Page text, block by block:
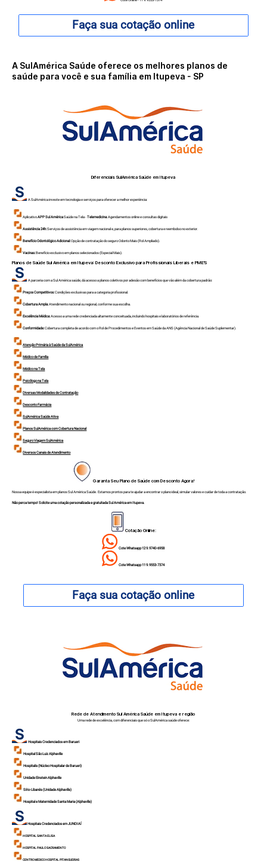
Faça sua cotação online
A SulAmérica Saúde oferece os melhores planos de
saúde para você e sua família em Itupeva - SP
Diferenciais SulAmérica Saúde emItupeva
A SulAmérica investe em tecnologia e serviços para oferecer a melhor experiência:
AplicativoAPP Sul AméricaSaúde na Tela -Telemedicina:Agendamentos online e consultas digitais
Assistência 24h:Serviços de assistência em viagem nacional e, para planos superiores, cobertura e reembolso no exterior.
Benefício Odontológico Adicional:Opção de contratação do seguro Odonto Mais (Rol Ampliado).
Vacinas:Benefício exclusivo em planos selecionados (Especial Mais).
Planos de Saúde Sul América emItupeva: Desconto Exclusivo para Profissionais Liberais e PME'S
A parceria com a Sul América saúde, dá acesso a planos coletivos por adesão com benefícios que vão além da cobertura padrão:
Preços Competitivos:Condições exclusivas para a categoria profissional.
Cobertura Ampla:Atendimento nacional ou regional, conforme sua escolha.
Excelência Médica:Acesso a uma rede credenciada altamente conceituada, incluindo hospitais e laboratórios de referência.
Conformidade:Cobertura completa de acordo com o Rol de Procedimentos e Eventos em Saúde da ANS (Agência Nacional de Saúde Suplementar).
Atenção Primária à Saúde da SulAmérica
Médico de Família
Médico na Tela
Psicólogo na Tela
Diversas Modalidades de Contratação
Desconto Farmácia
SulAmérica Saúde Ativa
Planos SulAmérica com Cobertura Nacional
Seguro Viagem SulAmérica
Diversos Canais de Atendimento
Garanta Seu Plano de Saúde com Desconto Agora!
Nossa equipe é especialista em planos Sul América Saúde. Estamos prontos para te ajudar a encontrar o plano ideal, simular valores e cuidar de toda a contratação.
Não perca tempo! Solicite uma cotação personalizada e gratuitada Sul América em Itupeva.
Cotação Online:
Cote Whatsapp 12 9.9740-6958
Cote Whatsapp 11 9.9553-7374
Faça sua cotação online
Rede de Atendimento Sul América Saúde em Itupeva e região
Uma rede de excelência, com diferenciais que só o SulAmérica saúde oferece:
Hospitais Credenciados em Barueri
Hospital São Luiz Alphaville
Hospitalis (Núcleo Hospitalar de Barueri)
Unidade Einstein Alphaville
Sírio-Libanês (Unidade Alphaville)
Hospital e Maternidade Santa Maria (Alphaville)
Hospitais Credenciados em JUNDIAÍ
HOSPITAL SANTA ELISA
HOSPITAL PAULO SACRAMENTO
CENTRO MEDICO HOSPITAL PITANGUEIRAS